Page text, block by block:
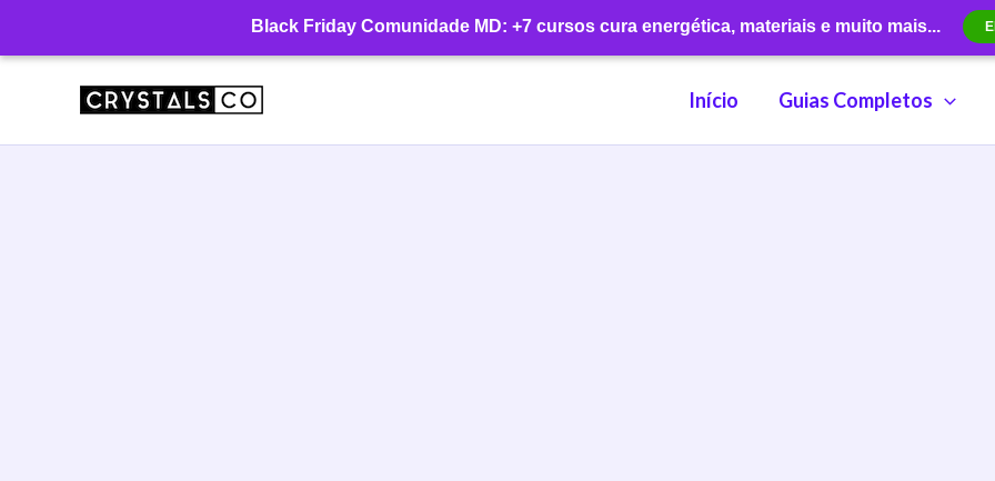
Black Friday Comunidade MD: +7 cursos cura energética, materiais e muito mais...
conteúdo
Início Guias Completos